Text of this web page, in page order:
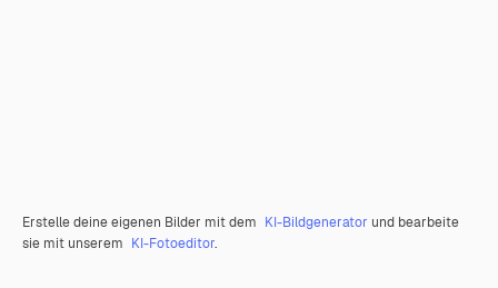
Erstelle deine eigenen Bilder mit dem KI-Bildgenerator und bearbeite
sie mit unserem KI-Fotoeditor.